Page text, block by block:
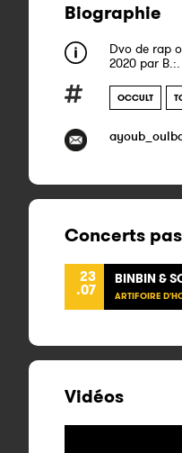
Biographie
Dvo de rap
2020 par
OCCULT
Concerts
23
.07
BINBIN &
ARTIFOIRE
Vidéos